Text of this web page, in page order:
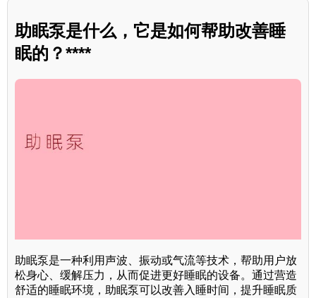
助眠泵是什么，它是如何帮助改善睡
眠的？****
助眠泵是一种利用声波、振动或气流等技术，帮助用户放
松身心、缓解压力，从而促进更好睡眠的设备。通过营造
舒适的睡眠环境，助眠泵可以改善入睡时间，提升睡眠质